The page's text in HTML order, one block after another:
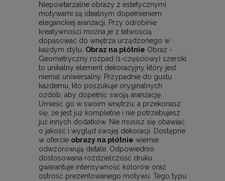
Niepowtarzalne obrazy z estetycznymi
motywami są idealnym dopełnieniem
eleganckiej aranżacji. Przy odrobinie
kreatywności można je z łatwością
dopasować do wnętrza urządzonego w
każdym stylu. Obraz na płótnie Obraz -
Geometryczny rozpad (1-częściowy) szeroki
to unikalny element dekoracyjny który jest
niemal uniwersalny. Przypadnie do gustu
każdemu, kto poszukuje oryginalnych
ozdób, aby dopełnić swoją aranżację.
Umieść go w swoim wnętrzu, a przekonasz
się, że jest już kompletne i nie potrzebujesz
już innych dodatków. Nie musisz się obawiać
o jakość i wygląd swojej dekoracji. Dostępne
w ofercie obrazy na płótnie wiernie
odwzorowują detale. Odpowiednio
dostosowana rozdzielczość druku
gwarantuje intensywność kolorów oraz
ostrość prezentowanego motywu. Tego typu